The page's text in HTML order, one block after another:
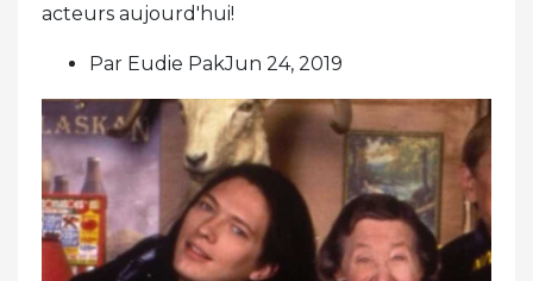
acteurs aujourd'hui!
Par Eudie PakJun 24, 2019